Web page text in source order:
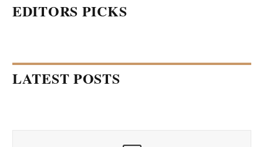
EDITORS PICKS
LATEST POSTS